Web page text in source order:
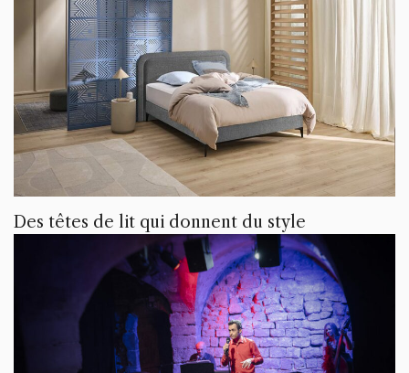
Des têtes de lit qui donnent du style